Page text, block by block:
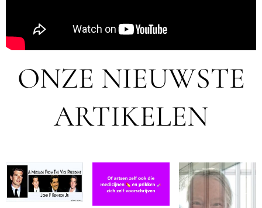
ONZE NIEUWSTE
ARTIKELEN